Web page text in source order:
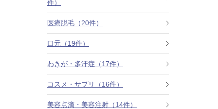
カベリン（カベルライン・Kabelline）
こめかみのヒアルロン酸注射
チンセラプラス（Cincelar+）
ボトックス注射（ガミースマイル・口角アッ
プ）
件）
医療脱毛（20件）
口元（19件）
わきが・多汗症（17件）
コスメ・サプリ（16件）
美容点滴・美容注射（14件）